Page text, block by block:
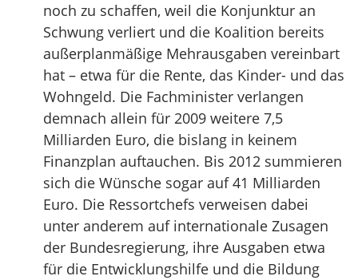
noch zu schaffen, weil die Konjunktur an
Schwung verliert und die Koalition bereits
außerplanmäßige Mehrausgaben vereinbart
hat – etwa für die Rente, das Kinder- und das
Wohngeld. Die Fachminister verlangen
demnach allein für 2009 weitere 7,5
Milliarden Euro, die bislang in keinem
Finanzplan auftauchen. Bis 2012 summieren
sich die Wünsche sogar auf 41 Milliarden
Euro. Die Ressortchefs verweisen dabei
unter anderem auf internationale Zusagen
der Bundesregierung, ihre Ausgaben etwa
für die Entwicklungshilfe und die Bildung